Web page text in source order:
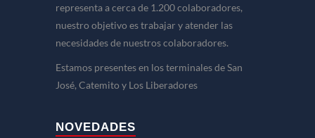
representa a cerca de 1.200 colaboradores,
nuestro objetivo es trabajar y atender las
necesidades de nuestros colaboradores.
Estamos presentes en los terminales de San
José, Catemito y Los Liberadores
NOVEDADES